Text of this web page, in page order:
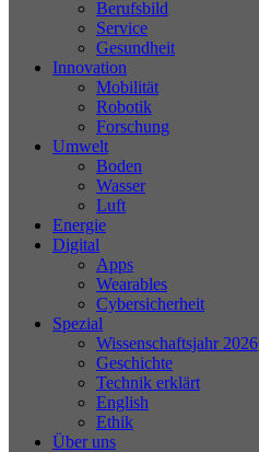
Berufsbild
Service
Gesundheit
Innovation
Mobilität
Robotik
Forschung
Umwelt
Boden
Wasser
Luft
Energie
Digital
Apps
Wearables
Cybersicherheit
Spezial
Wissenschaftsjahr 2026
Geschichte
Technik erklärt
English
Ethik
Über uns